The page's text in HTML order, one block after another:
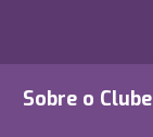
Sobre o Clube